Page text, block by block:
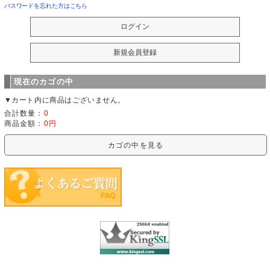
パスワードを忘れた方はこちら
現在のカゴの中
▼カート内に商品はございません。
合計数量： 0
商品金額： 0円
カゴの中を見る